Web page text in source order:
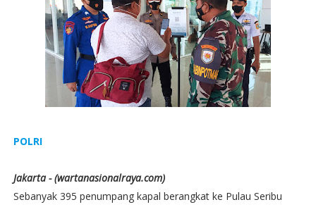
POLRI
Jakarta - (wartanasionalraya.com)
Sebanyak 395 penumpang kapal berangkat ke Pulau Seribu